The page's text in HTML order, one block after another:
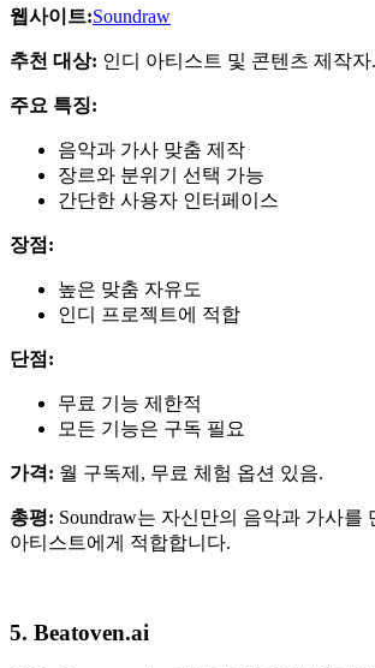
웹사이트:Soundraw
추천 대상: 인디 아티스트 및 콘텐츠 제작자.
주요 특징:
음악과 가사 맞춤 제작
장르와 분위기 선택 가능
간단한 사용자 인터페이스
장점:
높은 맞춤 자유도
인디 프로젝트에 적합
단점:
무료 기능 제한적
모든 기능은 구독 필요
가격: 월 구독제, 무료 체험 옵션 있음.
총평: Soundraw는 자신만의 음악과 가사를
아티스트에게 적합합니다.
5. Beatoven.ai